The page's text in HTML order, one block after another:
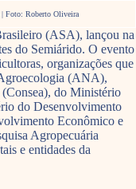
| Foto: Roberto Oliveira
(ASA), lançou na
do Semiárido. O evento
organizações que
(ANA),
do Ministério
do Desenvolvimento
Econômico e
Agropecuária
e entidades da